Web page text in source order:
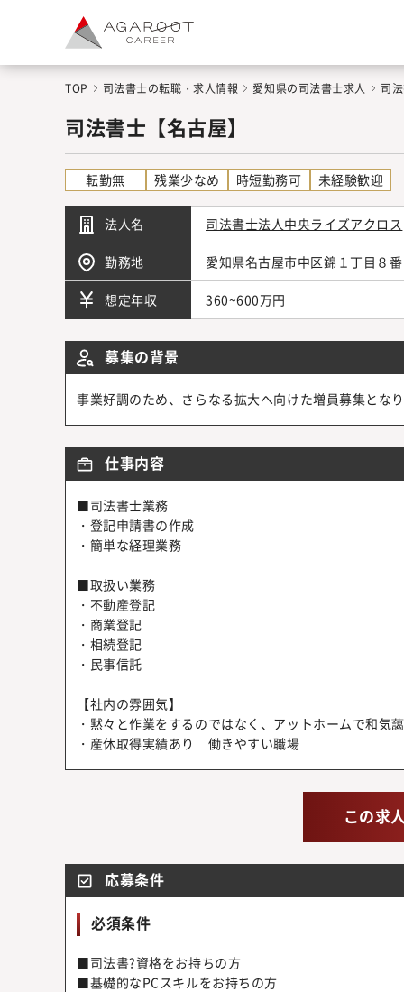
TOP 司法書士の転職・求人情報 愛知県の司法書士求人 司
司法書士【名古屋】
転勤無 残業少なめ 時短勤務可 未経験歓迎
法人名 司法書士法人中央ライズアクロス
勤務地 愛知県名古屋市中区錦１丁目８
想定年収 360~600万円
募集の背景
事業好調のため、さらなる拡大へ向けた増員募集となり
仕事内容
■司法書士業務
・登記申請書の作成
・簡単な経理業務
■取扱い業務
・不動産登記
・商業登記
・相続登記
・民事信託
【社内の雰囲気】
・黙々と作業をするのではなく、アットホームで和気
・産休取得実績あり 働きやすい職場
この求
応募条件
必須条件
■司法書?資格をお持ちの方
■基礎的なPCスキルをお持ちの方